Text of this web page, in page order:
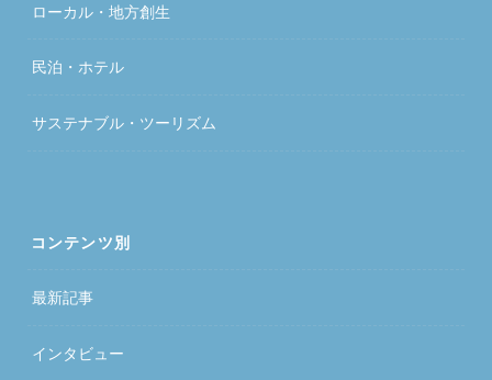
ローカル・地方創生
民泊・ホテル
サステナブル・ツーリズム
コンテンツ別
最新記事
インタビュー